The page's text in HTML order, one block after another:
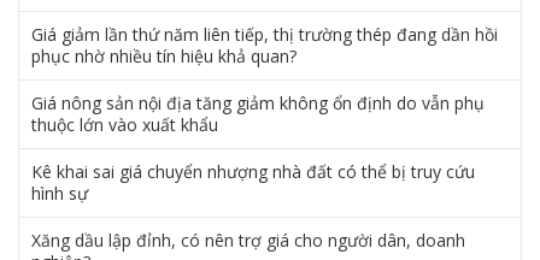
Giá giảm lần thứ năm liên tiếp, thị trường thép đang dần hồi
phục nhờ nhiều tín hiệu khả quan?
Giá nông sản nội địa tăng giảm không ổn định do vẫn phụ
thuộc lớn vào xuất khẩu
Kê khai sai giá chuyển nhượng nhà đất có thể bị truy cứu
hình sự
Xăng dầu lập đỉnh, có nên trợ giá cho người dân, doanh